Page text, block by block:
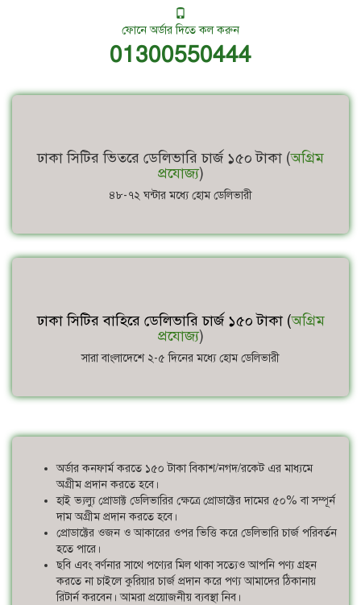
ফোনে অর্ডার দিতে কল করুন
01300550444
ঢাকা সিটির ভিতরে ডেলিভারি চার্জ ১৫০ টাকা (অগ্রিম
প্রযোজ্য)
৪৮-৭২ ঘন্টার মধ্যে হোম ডেলিভারী
ঢাকা সিটির বাহিরে ডেলিভারি চার্জ ১৫০ টাকা (অগ্রিম
প্রযোজ্য)
সারা বাংলাদেশে ২-৫ দিনের মধ্যে হোম ডেলিভারী
অর্ডার কনফার্ম করতে ১৫০ টাকা বিকাশ/নগদ/রকেট এর মাধ্যমে
অগ্রীম প্রদান করতে হবে।
হাই ভ্যল্যু প্রোডাক্ট ডেলিভারির ক্ষেত্রে প্রোডাক্টের দামের ৫০% বা সম্পূর্ন
দাম অগ্রীম প্রদান করতে হবে।
প্রোডাক্টের ওজন ও আকারের ওপর ভিত্তি করে ডেলিভারি চার্জ পরিবর্তন
হতে পারে।
ছবি এবং বর্ণনার সাথে পণ্যের মিল থাকা সত্যেও আপনি পণ্য গ্রহন
করতে না চাইলে কুরিয়ার চার্জ প্রদান করে পণ্য আমাদের ঠিকানায়
রিটার্ন করবেন। আমরা প্রয়োজনীয় ব্যবস্থা নিব।